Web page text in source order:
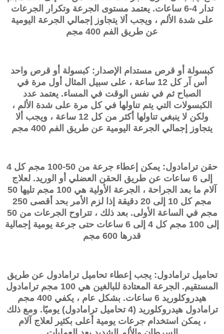
تدار 4-6 ساعات. يعتمد مستوى الجرعة وتكرار الجرعات
على شدة الألم ، ويجب ألا يتجاوز إجمالي الجرعة اليومية
عن طريق الفم 400 مجم
كبسولة أو قرص مستدام الإصدار: كبسولة أو قرص واحد
أس آر كل 12 ساعة ، على سبيل المثال أول مرة في
الصباح ثم في نفس الوقت في المساء. يعتمد عدد
الكبسولات التي يتم تناولها في كل مرة على شدة الألم ،
ولكن لا ينبغي تناولها أكثر من كل 12 ساعة ، ويجب ألا
يتجاوز إجمالي الجرعة اليومية عن طريق الفم 400 مجم
حقن ترامادول: يمكن إعطاء جرعة من 50-100 مجم كل 4
إلى 6 ساعات عن طريق الحقن العضلي أو الوريد. لعلاج
آلام ما بعد الجراحة ، الجرعة الأولية هي 100 مجم تليها 50
مجم كل 10 إلى 20 دقيقة إذا لزم الأمر بحد أقصى 250
مجم في الساعة الأولى. بعد ذلك ، تتراوح الجرعات من 50
إلى 100 مجم كل 4 إلى 6 ساعات حتى جرعة يومية إجمالية
قدرها 600 مجم
تحاميل ترامادول: يجب إعطاء تحاميل ترامادول عن طريق
المستقيم. الجرعة المعتادة للبالغين هي 100 مجم ترامادول
هيدروكلوريد 6 ساعات. بشكل عام ، يكفي 400 مجم
ترامادول هيدروكلوريد (4 تحاميل ترامادول) يوميًا. ومع ذلك
، يمكن استخدام جرعات يومية أعلى بكثير لعلاج آلام